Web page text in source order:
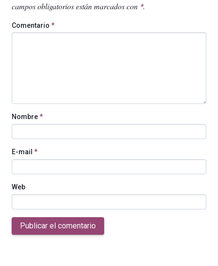
campos obligatorios están marcados con *.
Comentario *
Nombre*
E-mail *
Web
Publicar el comentario